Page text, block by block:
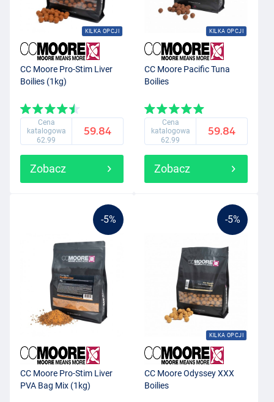
KILKA OPCJI
CC Moore Pro-Stim Liver
Boilies (1kg)
Cena
katalogowa
62.99
59.84
Zobacz
KILKA OPCJI
CC Moore Pacific Tuna
Boilies
Cena
katalogowa
62.99
59.84
Zobacz
-5%
CC Moore Pro-Stim Liver
PVA Bag Mix (1kg)
-5%
KILKA OPCJI
CC Moore Odyssey XXX
Boilies